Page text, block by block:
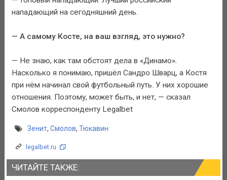
нападающий на сегодняшний день.
— А самому Косте, на ваш взгляд, это нужно?
— Не знаю, как там обстоят дела в «Динамо».
Насколько я понимаю, пришёл Сандро Шварц, а Костя
при нём начинал свой футбольный путь. У них хорошие
отношения. Поэтому, может быть, и нет, — сказал
Смолов корреспонденту Legalbet
Зенит, Смолов, Тюкавин
legalbet.ru
ЧИТАЙТЕ ТАКЖЕ: